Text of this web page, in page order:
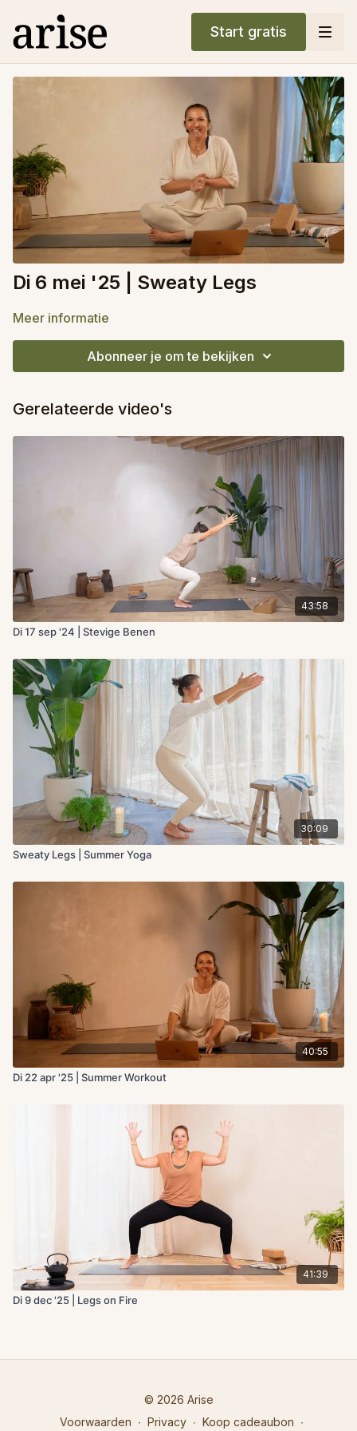
Start gratis
Di 6 mei '25 | Sweaty Legs
Meer informatie
Abonneer je om te bekijken
Gerelateerde video's
43:58
Di 17 sep '24 | Stevige Benen
30:09
Sweaty Legs | Summer Yoga
40:55
Di 22 apr '25 | Summer Workout
41:39
Di 9 dec '25 | Legs on Fire
© 2026 Arise
Voorwaarden ∙ Privacy ∙ Koop cadeaubon ∙